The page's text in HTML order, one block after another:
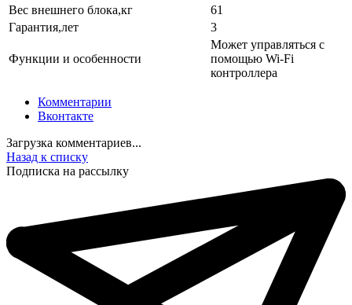
Вес внешнего блока,кг
61
Гарантия,лет
3
Функции и особенности
Может управляться с
помощью Wi-Fi
контроллера
Комментарии
Вконтакте
Загрузка комментариев...
Назад к списку
Подписка на рассылку